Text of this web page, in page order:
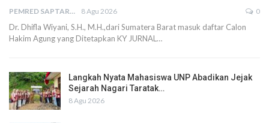
PEMRED SAPTARIUS 8 Agu 2026 0
Dr. Dhifla Wiyani, S.H., M.H.,dari Sumatera Barat masuk daftar Calon
Hakim Agung yang Ditetapkan KY JURNAL…
Langkah Nyata Mahasiswa UNP Abadikan Jejak
Sejarah Nagari Taratak…
8 Agu 2026